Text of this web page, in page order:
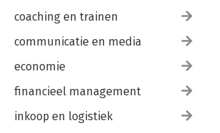
coaching en trainen
communicatie en media
economie
financieel management
inkoop en logistiek